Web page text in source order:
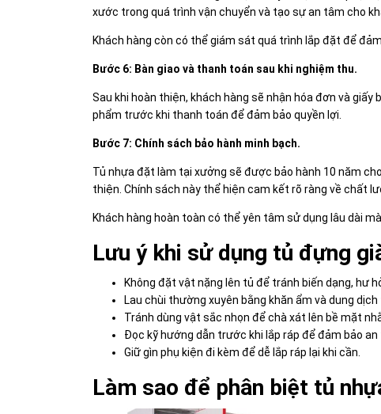
xước trong quá trình vận chuyển và tạo sự an tâm cho
Khách hàng còn có thể giám sát quá trình lắp đặt để
Bước 6: Bàn giao và thanh toán sau khi nghiệm thu.
Sau khi hoàn thiện, khách hàng sẽ nhận hóa đơn và
phẩm trước khi thanh toán để đảm bảo quyền lợi.
Bước 7: Chính sách bảo hành minh bạch.
Tủ nhựa đặt làm tại xưởng sẽ được bảo hành 10 năm
thiện. Chính sách này thể hiện cam kết rõ ràng về chất
Khách hàng hoàn toàn có thể yên tâm sử dụng lâu dài
Lưu ý khi sử dụng tủ đựng
Không đặt vật nặng lên tủ để tránh biến dạng, hư
Lau chùi thường xuyên bằng khăn ẩm và dung
Tránh dùng vật sắc nhọn để chà xát lên bề mặt
Đọc kỹ hướng dẫn trước khi lắp ráp để đảm bảo an
Giữ gìn phụ kiện đi kèm để dễ lắp ráp lại khi cần.
Làm sao để phân biệt tủ